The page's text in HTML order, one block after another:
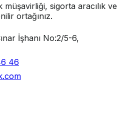
sigorta aracılık ve
ortağınız.
İşhanı No:2/5-6,
46